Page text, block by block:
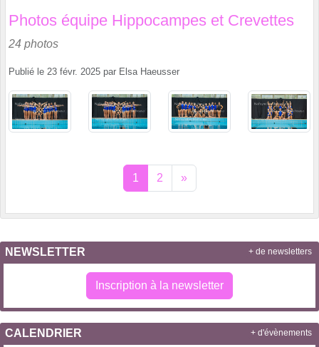
Photos équipe Hippocampes et Crevettes
24 photos
Publié le 23 févr. 2025 par Elsa Haeusser
1 2 »
NEWSLETTER
Inscription à la newsletter
+ de newsletters
CALENDRIER + d'évènements